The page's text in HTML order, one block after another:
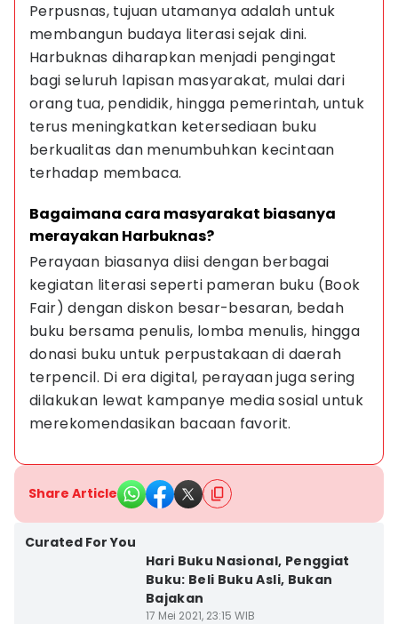
Perpusnas, tujuan utamanya adalah untuk
membangun budaya literasi sejak dini.
Harbuknas diharapkan menjadi pengingat
bagi seluruh lapisan masyarakat, mulai dari
orang tua, pendidik, hingga pemerintah, untuk
terus meningkatkan ketersediaan buku
berkualitas dan menumbuhkan kecintaan
terhadap membaca.
Bagaimana cara masyarakat biasanya
merayakan Harbuknas?
Perayaan biasanya diisi dengan berbagai
kegiatan literasi seperti pameran buku (Book
Fair) dengan diskon besar-besaran, bedah
buku bersama penulis, lomba menulis, hingga
donasi buku untuk perpustakaan di daerah
terpencil. Di era digital, perayaan juga sering
dilakukan lewat kampanye media sosial untuk
merekomendasikan bacaan favorit.
Share Article
Curated For You
Hari Buku Nasional, Penggiat
Buku: Beli Buku Asli, Bukan
Bajakan
17 Mei 2021, 23:15 WIB